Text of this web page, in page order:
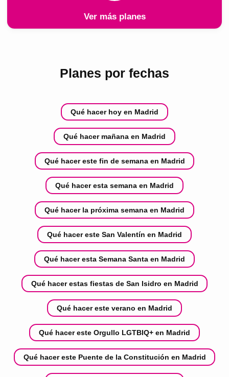
Ver más planes
Planes por fechas
Qué hacer hoy en Madrid
Qué hacer mañana en Madrid
Qué hacer este fin de semana en Madrid
Qué hacer esta semana en Madrid
Qué hacer la próxima semana en Madrid
Qué hacer este San Valentín en Madrid
Qué hacer esta Semana Santa en Madrid
Qué hacer estas fiestas de San Isidro en Madrid
Qué hacer este verano en Madrid
Qué hacer este Orgullo LGTBIQ+ en Madrid
Qué hacer este Puente de la Constitución en Madrid